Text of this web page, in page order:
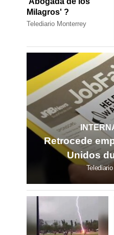
Milagros' ?
Telediario Monterrey
Retrocede
Unidos